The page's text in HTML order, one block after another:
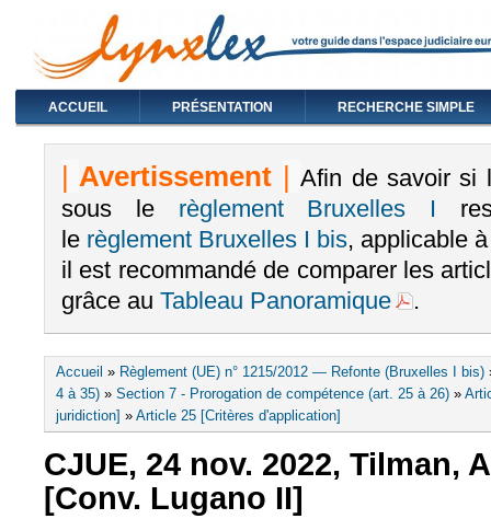
ACCUEIL PRÉSENTATION RECHERCHE SIMPLE
|Avertissement | Afin de savoir si
sous le règlement Bruxelles I
le règlement Bruxelles I bis, applicable
il est recommandé de comparer les
grâce au Tableau Panoramique .
Vous êtes ici
Accueil » Règlement (UE) n° 1215/2012 — Refonte (Bruxelles I bis)
4 à 35) » Section 7 - Prorogation de compétence (art. 25 à 26) »
juridiction] » Article 25 [Critères d'application]
CJUE, 24 nov. 2022, Tilman,
[Conv. Lugano II]